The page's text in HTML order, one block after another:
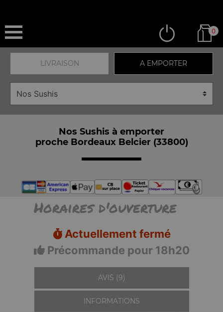
0
LIVRAISON A EMPORTER
Nos Sushis à emporter
proche Bordeaux Belcier (33800)
Horaires d'ouverture
Actuellement fermé
Précommande pour 18h20
AVIS (9)
INFORMATIONS